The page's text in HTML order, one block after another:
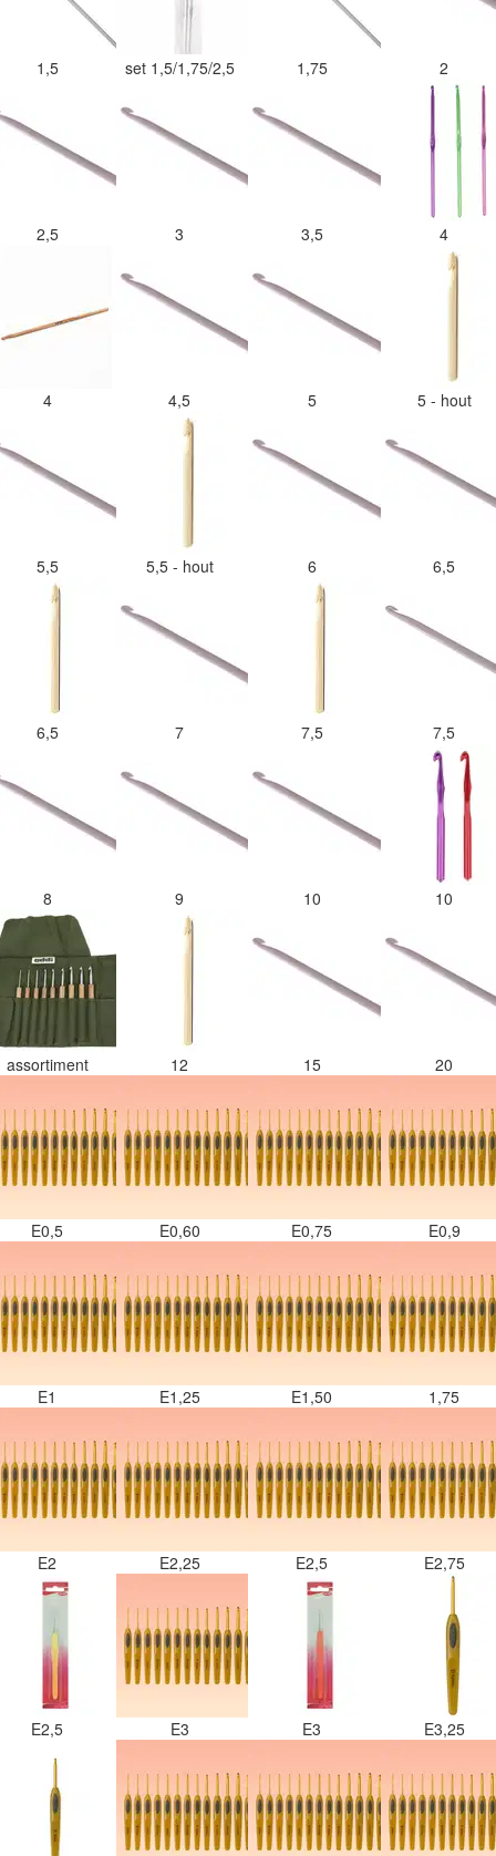
1,5 set 1,5/1,75/2,5 1,75 2
2,5 3 3,5 4
4 4,5 5 5 - hout
5,5 5,5 - hout 6 6,5
6,5 7 7,5 7,5
8 9 10 10
assortiment 12 15 20
E0,5 E0,60 E0,75 E0,9
E1 E1,25 E1,50 1,75
E2 E2,25 E2,5 E2,75
E2,5 E3 E3 E3,25